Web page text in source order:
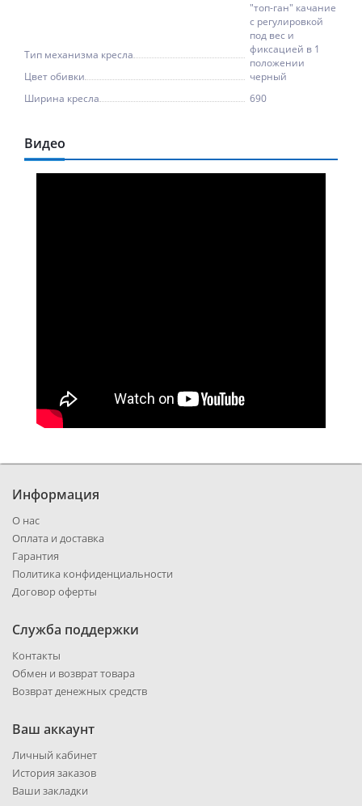
Тип механизма кресла
"топ-ган" качание
с регулировкой
под вес и
фиксацией в 1
положении
Цвет обивки
черный
Ширина кресла
690
Видео
Информация
О нас
Оплата и доставка
Гарантия
Политика конфиденциальности
Договор оферты
Служба поддержки
Контакты
Обмен и возврат товара
Возврат денежных средств
Ваш аккаунт
Личный кабинет
История заказов
Ваши закладки